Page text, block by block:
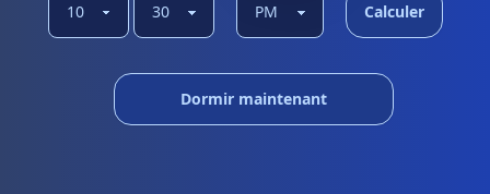
Calculer
Dormir maintenant